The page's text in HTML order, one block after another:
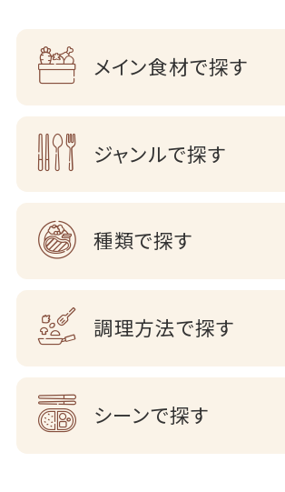
メイン食材で探す
ジャンルで探す
種類で探す
調理方法で探す
シーンで探す